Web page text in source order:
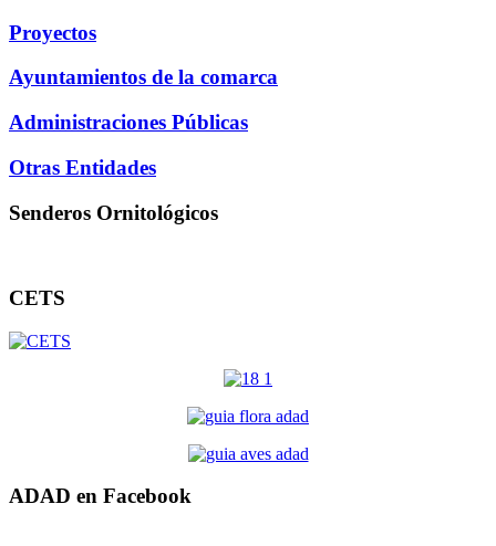
Proyectos
Ayuntamientos de la comarca
Administraciones Públicas
Otras Entidades
Senderos Ornitológicos
CETS
ADAD en Facebook